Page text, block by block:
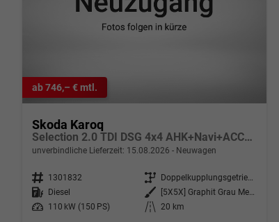
ab 746,– € mtl.
Skoda Karoq
Selection 2.0 TDI DSG 4x4 AHK+Navi+ACC+Kamera+Sitzheiz+eHeck+Chrom+Lodge+GV5
unverbindliche Lieferzeit: 15.08.2026 Neuwagen
Fahrzeugnr. 1301832 Getriebe
Doppelkupplungsgetriebe (DSG)
Kraftstoff Diesel Außenfarbe
[5X5X] Graphit Grau Metallic
Leistung
110 kW (150 PS) Kilometerstand 20 km